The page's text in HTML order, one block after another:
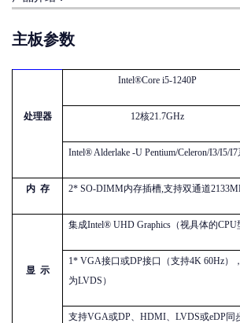
主板参数
处理器
Intel®Core i5-1240P
12核21.7GHz
Intel® Alderlake -U Pentium/Celeron/I3/I5/
内 存 2* SO-DIMM内存插槽,支持双通道
显 示
集成Intel® UHD Graphics（视具体的CPU
1* VGA接口或DP接口（支持4K 60Hz
为LVDS）
支持VGA或DP、HDMI、LVDS或eDP同